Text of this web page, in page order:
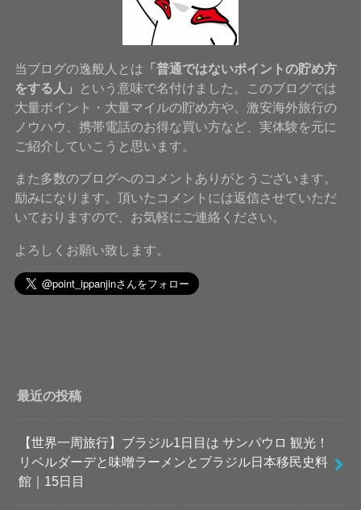
当ブログの逸般人とは 「普通ではないポイントの貯め方
をする人」
という意味で名付けました。このブログでは
大量ポイント・大量マイルの貯め方や、激安海外旅行の
ノウハウ、携帯電話のお得な買い方など、実体験を元に
ご紹介していこうと思います。
また多数のブログへのコメントありがとうございます。
励みになります。頂いたコメントには返信させていただ
いておりますので、お気軽にご連絡ください。
よろしくお願い致します。
最近の投稿
【世界一周旅行】ブラジル1日目は サンパウロ 観光！
リベルダーデと味噌ラーメンとブラジル日本移民史料
館｜15日目